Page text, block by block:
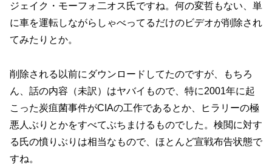
ジェイク・モーフォ二オス氏ですね。何の変哲もない、単
に車を運転しながらしゃべってるだけのビデオが削除され
てみたりとか。
削除される以前にダウンロードしてたのですが、もちろ
ん、話の内容（未訳）はヤバイもので、特に2001年に起
こった炭疽菌事件がCIAの工作であるとか、ヒラリーの極
悪人ぶりとかをすべてぶちまけるものでした。検閲に対す
る氏の憤りぶりは相当なもので、ほとんど宣戦布告状態で
すね。